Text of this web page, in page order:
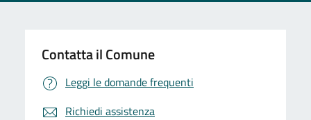
Contatta il Comune
Leggi le domande frequenti
Richiedi assistenza